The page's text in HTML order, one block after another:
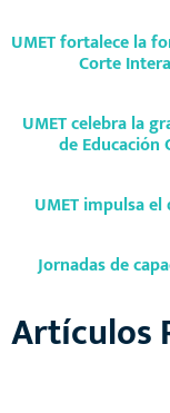
UMET fortalece la
Corte
UMET celebra la
de Educación
UMET impulsa
Jornadas de
Artículos